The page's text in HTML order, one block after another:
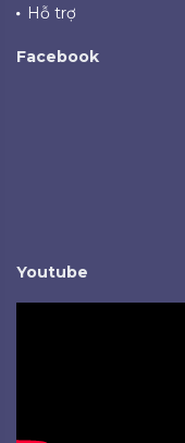
Hỗ trợ
Facebook
Youtube